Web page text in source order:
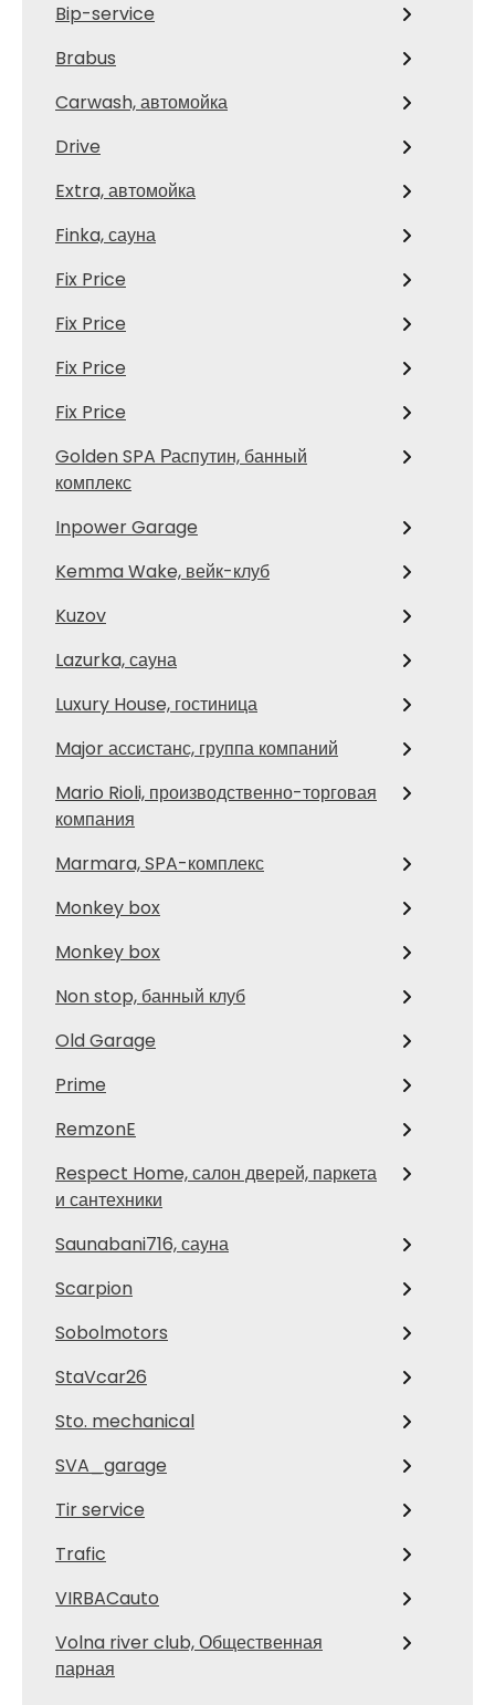
Bip-service
Brabus
Carwash, автомойка
Drive
Extra, автомойка
Finka, сауна
Fix Price
Fix Price
Fix Price
Fix Price
Golden SPA Распутин, банный
комплекс
Inpower Garage
Kemma Wake, вейк-клуб
Kuzov
Lazurka, сауна
Luxury House, гостиница
Major ассистанс, группа компаний
Mario Rioli, производственно-торговая
компания
Marmara, SPA-комплекс
Monkey box
Monkey box
Non stop, банный клуб
Old Garage
Prime
RemzonE
Respect Home, салон дверей, паркета
и сантехники
Saunabani716, сауна
Scarpion
Sobolmotors
StaVcar26
Sto. mechanical
SVA_garage
Tir service
Trafic
VIRBACauto
Volna river club, Общественная
парная